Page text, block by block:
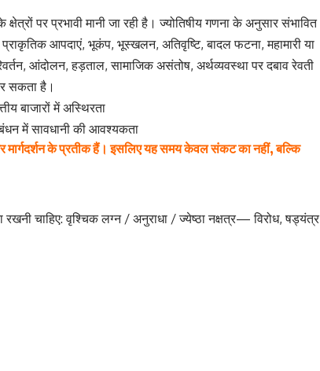
पर प्रभावी मानी जा रही है। ज्योतिषीय गणना के अनुसार संभावित
आपदाएं, भूकंप, भूस्खलन, अतिवृष्टि, बादल फटना, महामारी या
आंदोलन, हड़ताल, सामाजिक असंतोष, अर्थव्यवस्था पर दबाव रेवती
सकता है।
बाजारों में अस्थिरता
में सावधानी की आवश्यकता
मार्गदर्शन के प्रतीक हैं। इसलिए यह समय केवल संकट का नहीं, बल्कि
चाहिए: वृश्चिक लग्न / अनुराधा / ज्येष्ठा नक्षत्र— विरोध, षड्यंत्र